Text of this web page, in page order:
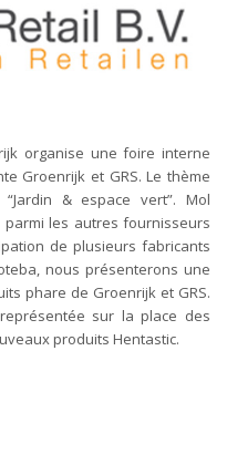
organise une foire interne
Groenrijk et GRS. Le thème
& espace vert”. Mol
parmi les autres fournisseurs
de plusieurs fabricants
nous présenterons une
phare de Groenrijk et GRS.
sur la place des
produits Hentastic.